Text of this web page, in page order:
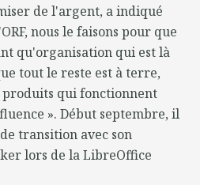
de l'argent, a indiqué
nous le faisons pour que
qu'organisation qui est là
tout le reste est à terre,
produits qui fonctionnent
». Début septembre, il
transition avec son
lors de la LibreOffice